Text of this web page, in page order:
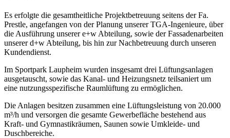
Es erfolgte die gesamtheitliche Projektbetreuung seitens der Fa.
Prestle, angefangen von der Planung unserer TGA-Ingenieure, über
die Ausführung unserer e+w Abteilung, sowie der Fassadenarbeiten
unserer d+w Abteilung, bis hin zur Nachbetreuung durch unseren
Kundendienst.
Im Sportpark Laupheim wurden insgesamt drei Lüftungsanlagen
ausgetauscht, sowie das Kanal- und Heizungsnetz teilsaniert um
eine nutzungsspezifische Raumlüftung zu ermöglichen.
Die Anlagen besitzen zusammen eine Lüftungsleistung von 20.000
m³/h und versorgen die gesamte Gewerbefläche bestehend aus
Kraft- und Gymnastikräumen, Saunen sowie Umkleide- und
Duschbereiche.